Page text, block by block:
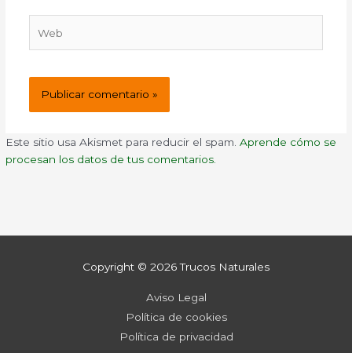
Este sitio usa Akismet para reducir el spam.Aprende cómo se
procesan los datos de tus comentarios.
Copyright © 2026Trucos Naturales
Aviso Legal
Política de cookies
Política de privacidad